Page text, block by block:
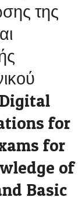
της
Digital
for
for
of
Basic